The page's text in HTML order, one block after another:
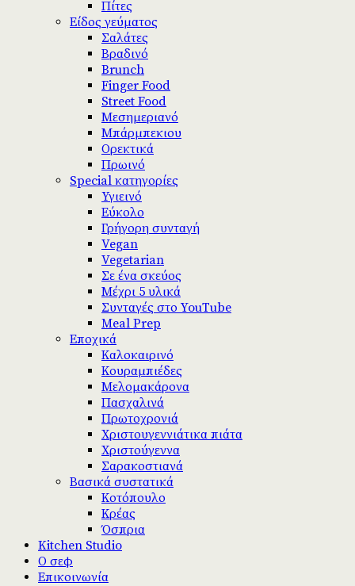
Πίτες
Είδος γεύματος
Σαλάτες
Βραδινό
Brunch
Finger Food
Street Food
Μεσημεριανό
Μπάρμπεκιου
Ορεκτικά
Πρωινό
Special κατηγορίες
Υγιεινό
Εύκολο
Γρήγορη συνταγή
Vegan
Vegetarian
Σε ένα σκεύος
Μέχρι 5 υλικά
Συνταγές στο YouTube
Meal Prep
Εποχικά
Καλοκαιρινό
Κουραμπιέδες
Μελομακάρονα
Πασχαλινά
Πρωτοχρονιά
Χριστουγεννιάτικα πιάτα
Χριστούγεννα
Σαρακοστιανά
Βασικά συστατικά
Κοτόπουλο
Κρέας
Όσπρια
Kitchen Studio
Ο σεφ
Επικοινωνία